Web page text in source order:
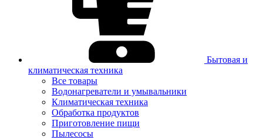
Бытовая и
климатическая техника
Все товары
Водонагреватели и умывальники
Климатическая техника
Обработка продуктов
Приготовление пищи
Пылесосы